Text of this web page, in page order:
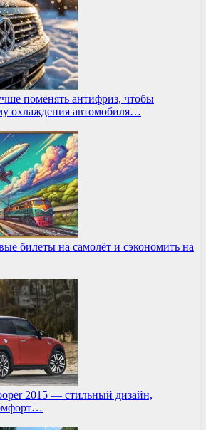
поменять антифриз, чтобы
охлаждения автомобиля…
билеты на самолёт и сэкономить на
2015 — стильный дизайн,